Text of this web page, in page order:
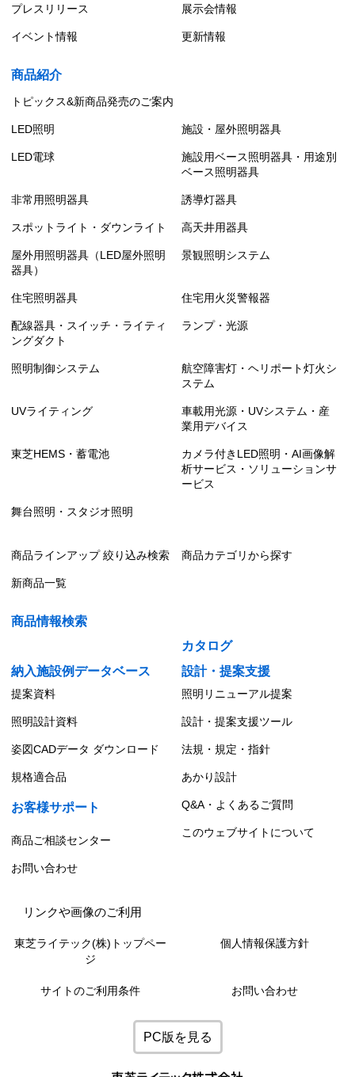
プレスリリース 展示会情報
イベント情報 更新情報
商品紹介
トピックス&新商品発売のご案内
LED照明 施設・屋外照明器具
LED電球
施設用ベース照明器具・用途別
ベース照明器具
非常用照明器具 誘導灯器具
スポットライト・ダウンライト 高天井用器具
屋外用照明器具（LED屋外照明
器具）
景観照明システム
住宅照明器具 住宅用火災警報器
配線器具・スイッチ・ライティ
ングダクト
ランプ・光源
照明制御システム
航空障害灯・ヘリポート灯火シ
ステム
UVライティング
車載用光源・UVシステム・産
業用デバイス
東芝HEMS・蓄電池
カメラ付きLED照明・AI画像解
析サービス・ソリューションサ
ービス
舞台照明・スタジオ照明
商品ラインアップ 絞り込み検索 商品カテゴリから探す
新商品一覧
商品情報検索
カタログ
納入施設例データベース
設計・提案支援
提案資料 照明リニューアル提案
照明設計資料 設計・提案支援ツール
姿図CADデータ ダウンロード 法規・規定・指針
規格適合品 あかり設計
お客様サポート Q&A・よくあるご質問
商品ご相談センター
このウェブサイトについて
お問い合わせ
リンクや画像のご利用
東芝ライテック(株)トップペー
ジ
個人情報保護方針
サイトのご利用条件 お問い合わせ
PC版を見る